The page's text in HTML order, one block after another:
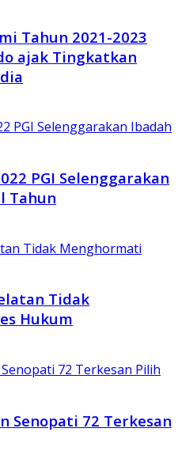
Tahun 2021-2023
ajak Tingkatkan
PGI Selenggarakan
Tahun
Tidak
Hukum
Senopati 72 Terkesan